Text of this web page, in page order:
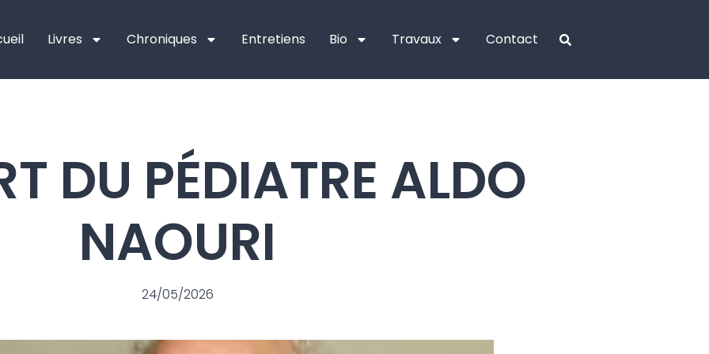
Livres Chroniques Entretiens Bio Travaux Contact
DU PÉDIATRE ALDO
NAOURI
24/05/2026